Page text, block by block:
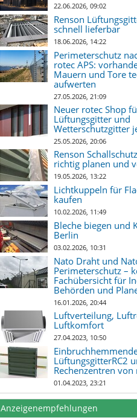
22.06.2026, 09:02
Renson
schnell lieferbar
18.06.2026, 14:22
Perimeterschutz
rotec APS:
Mauern und Tore
aufwerten
27.05.2026, 21:09
Neuer rotec Shop
Lüftungsgitter und
Wetterschutzgitter
25.05.2026, 20:06
Renson
richtig planen und
19.05.2026, 13:22
Lichtkuppeln für
kaufen
10.02.2026, 11:49
Bleche biegen und
Berlin
03.02.2026, 10:31
Nato Draht und
Perimeterschutz –
Fachübersicht für
Behörden und
16.01.2026, 20:44
Luftverteilung,
Luftkomfort
27.04.2023, 10:50
LüftungsgitterRC2
Rechenzentren
01.04.2023, 23:21
Anzeigenempfehlungen